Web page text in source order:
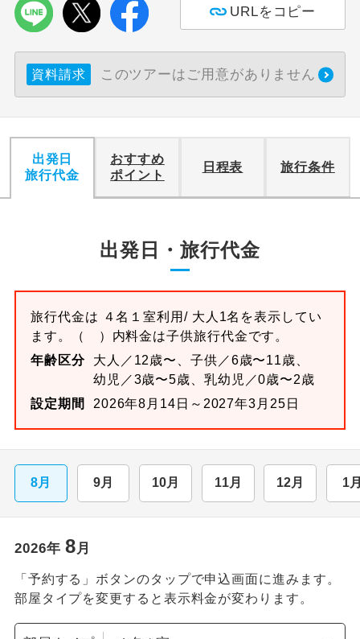
URLをコピー
資料請求 このツアーはご用意がありません
出発日
旅行代金
おすすめ
ポイント
日程表 旅行条件
出発日・旅行代金
旅行代金は ４名１室利用/ 大人1名を表示してい
ます。
（ ）内料金は子供旅行代金です。
年齢区分
大人／12歳〜、子供／6歳〜11歳、
幼児／3歳〜5歳、乳幼児／0歳〜2歳
設定期間
2026年8月14日～2027年3月25日
8月 9月 10月 11月 12月 1
2026年 8月
「予約する」ボタンのタップで申込画面に進みます。
部屋タイプを変更すると表示料金が変わります。
おひとり様バ
ス2席利用
おひとり様でバス席を2席利⽤できま
す。